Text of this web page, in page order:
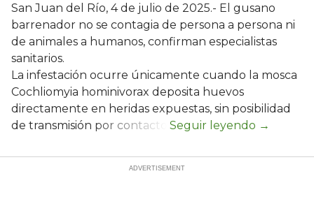
San Juan del Río, 4 de julio de 2025.- El gusano
barrenador no se contagia de persona a persona ni
de animales a humanos, confirman especialistas
sanitarios.
La infestación ocurre únicamente cuando la mosca
Cochliomyia hominivorax deposita huevos
directamente en heridas expuestas, sin posibilidad
de transmisión por contacto.